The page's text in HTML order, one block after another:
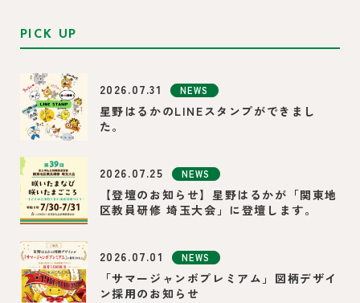
PICK UP
2026.07.31 NEWS
星野はるかのLINEスタンプができまし
た。
2026.07.25 NEWS
【登壇のお知らせ】星野はるかが「関東地
区教員研修 埼玉大会」に登壇します。
2026.07.01 NEWS
「サマージャンボプレミアム」図柄デザイ
ン採用のお知らせ